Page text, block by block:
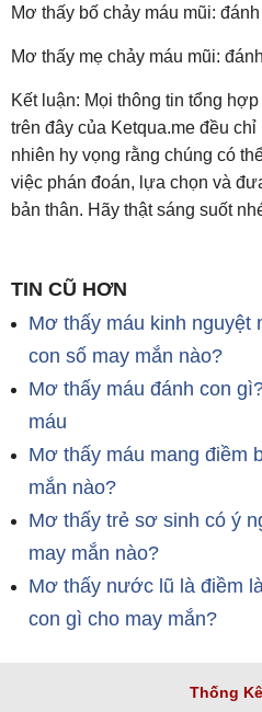
Mơ thấy bố chảy máu mũi:
Mơ thấy mẹ chảy máu mũi:
Kết luận: Mọi thông tin tổng
trên đây của Ketqua.me đều
nhiên hy vọng rằng chúng có
việc phán đoán, lựa chọn và
bản thân. Hãy thật sáng suốt
TIN CŨ HƠN
Mơ thấy máu kinh nguyệt
con số may mắn nào?
Mơ thấy máu đánh con
máu
Mơ thấy máu mang điềm
mắn nào?
Mơ thấy trẻ sơ sinh có ý
may mắn nào?
Mơ thấy nước lũ là điềm
con gì cho may mắn?
Thống